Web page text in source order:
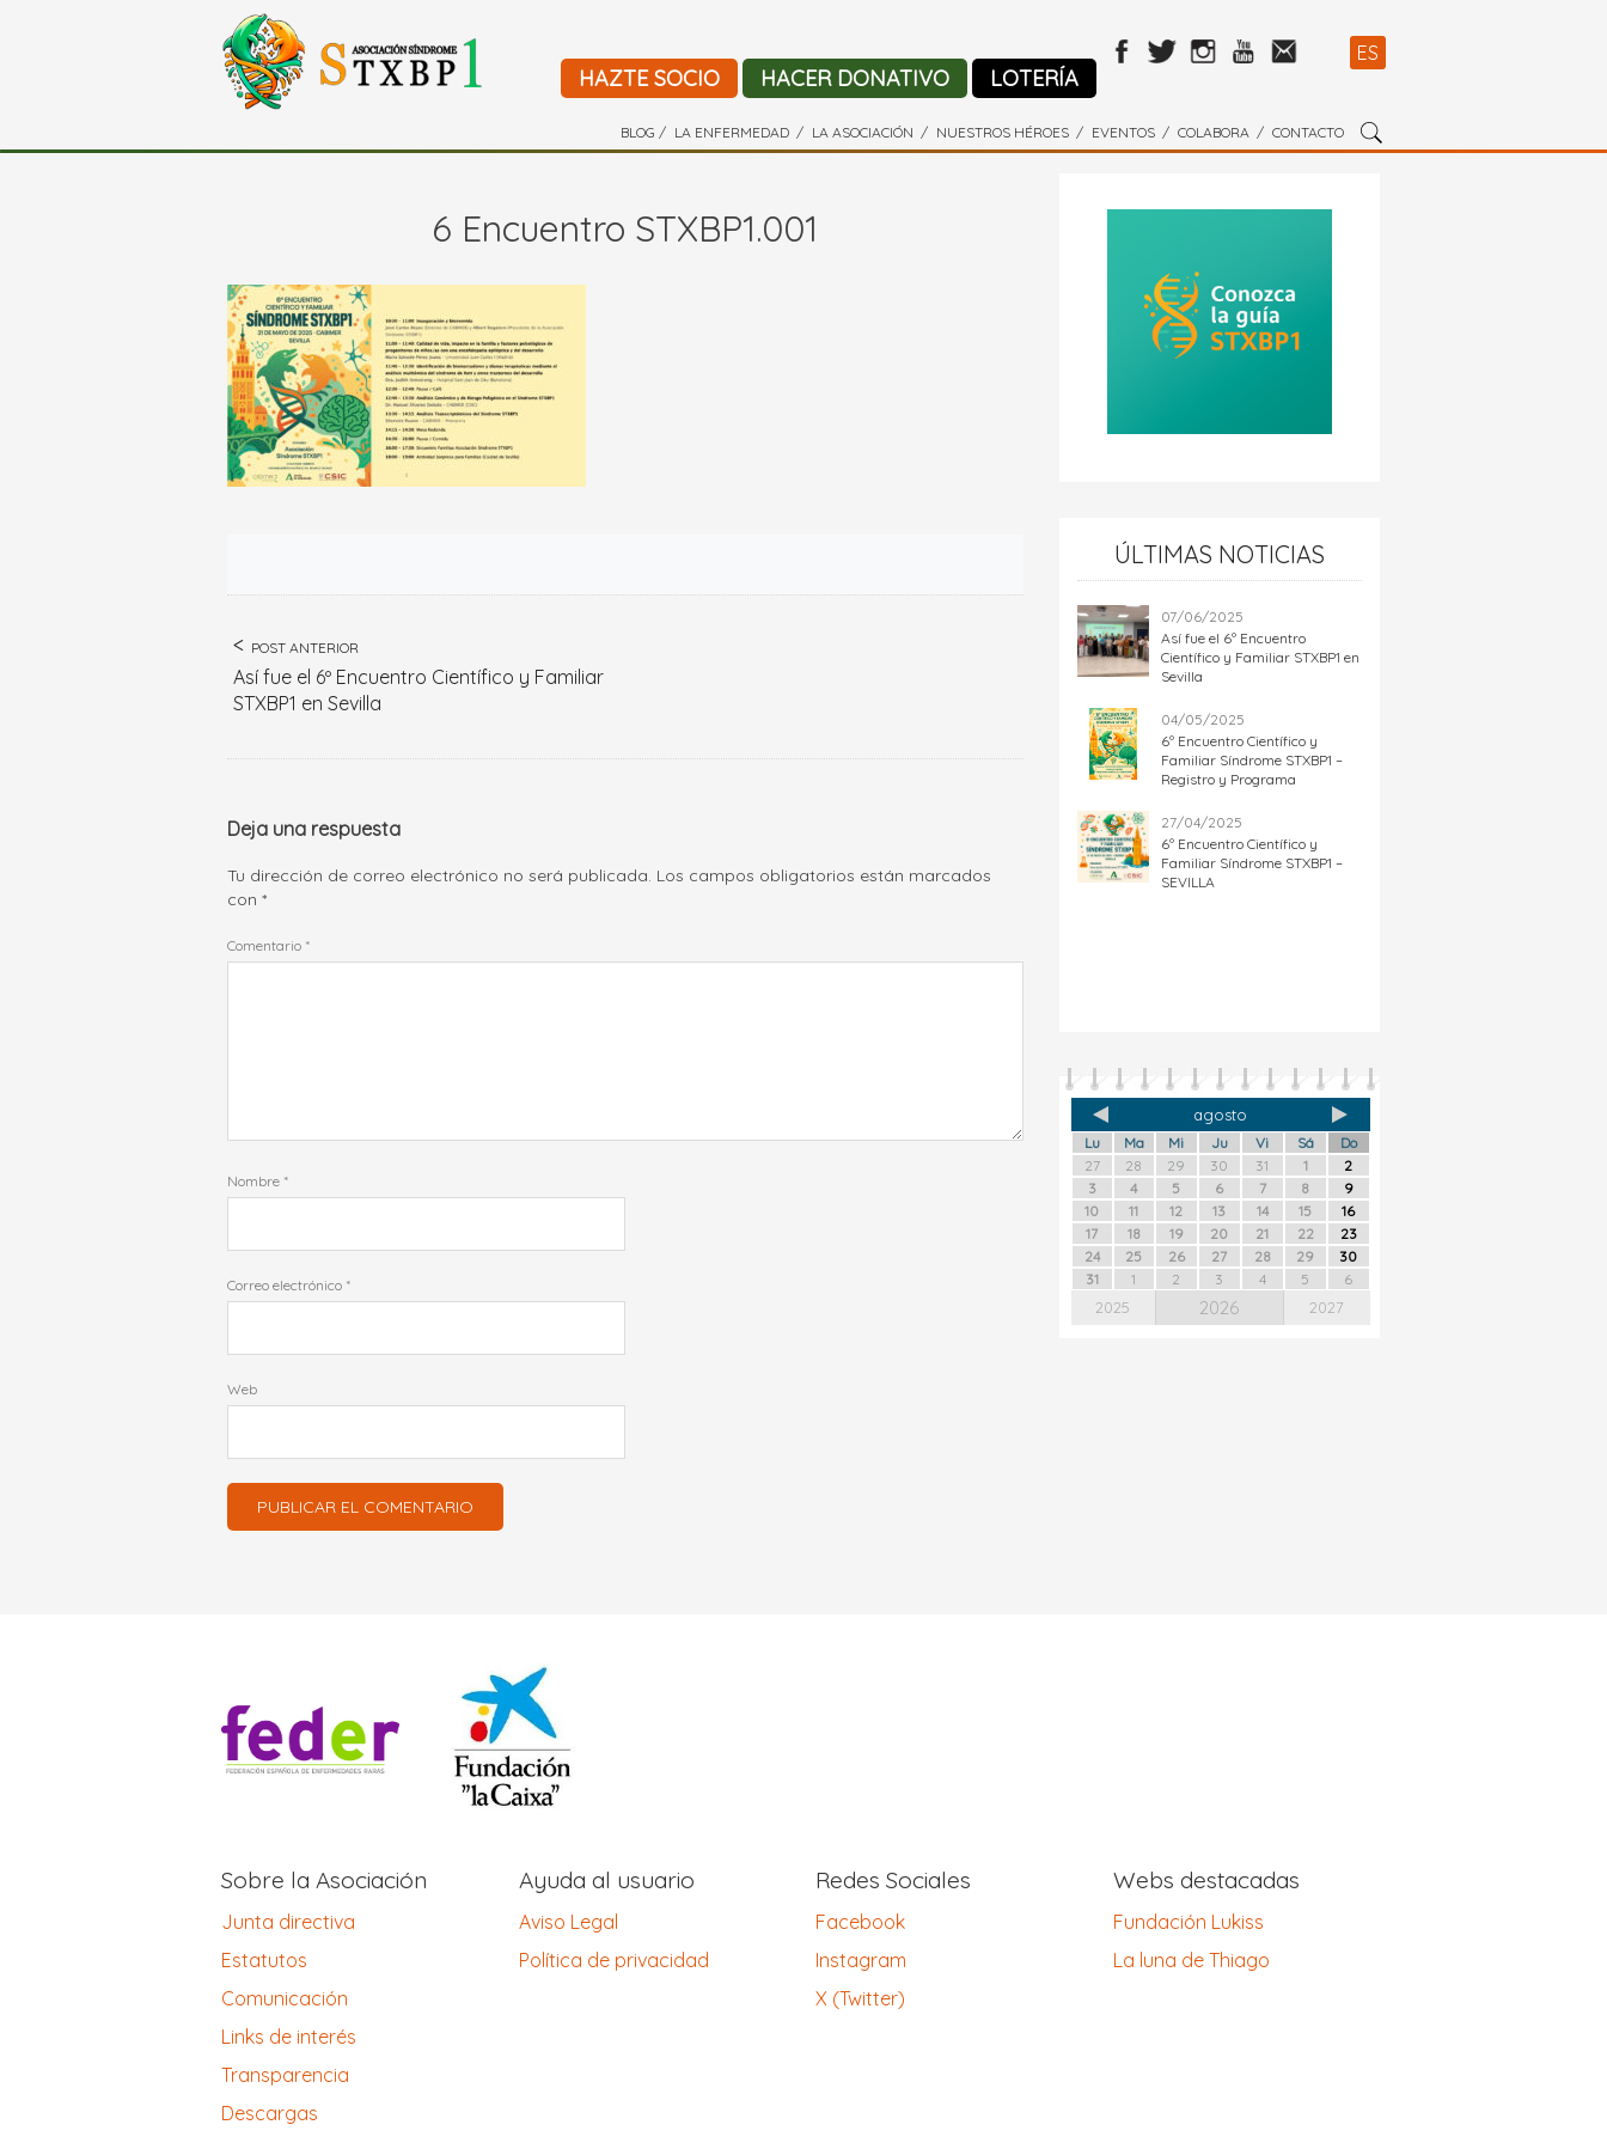
ES
HAZTE SOCIO HACER DONATIVO LOTERÍA
BLOG LA ENFERMEDAD LA ASOCIACIÓN NUESTROS HÉROES EVENTOS COLABORA CONTACTO
6 Encuentro STXBP1.001
POST ANTERIOR
Así fue el 6º Encuentro Científico y Familiar
STXBP1 en Sevilla
Deja una respuesta
Tu dirección de correo electrónico no será publicada. Los campos obligatorios están marcados
con *
Comentario *
Nombre *
Correo electrónico *
Web
ÚLTIMAS NOTICIAS
07/06/2025
Así fue el 6º Encuentro
Científico y Familiar STXBP1 en
Sevilla
04/05/2025
6º Encuentro Científico y
Familiar Síndrome STXBP1 –
Registro y Programa
27/04/2025
6º Encuentro Científico y
Familiar Síndrome STXBP1 –
SEVILLA
agosto
Lu Ma Mi Ju Vi Sá
Do
27
28 29 30 31 1
2
3
4 5 6 7 8
9
10
11 12 13 14 15
16
17
18 19 20 21 22
23
24
25 26 27 28 29
30
31
1 2 3 4 5 6
2025 2026 2027
Sobre la Asociación
Junta directiva
Estatutos
Comunicación
Links de interés
Transparencia
Descargas
Ayuda al usuario
Aviso Legal
Política de privacidad
Redes Sociales
Facebook
Instagram
X (Twitter)
Webs destacadas
Fundación Lukiss
La luna de Thiago